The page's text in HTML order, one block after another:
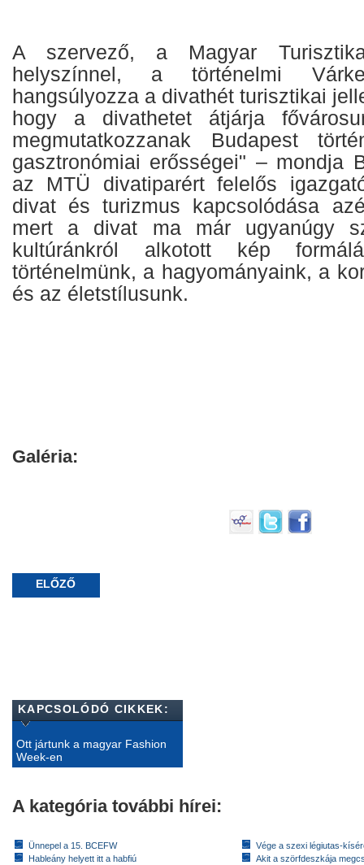
A szervező, a Magyar
helyszínnel, a történelmi
hangsúlyozza a divathét turisztikai
hogy a divathetet átjárja
megmutatkozzanak Budapest
gasztronómiai erősségei" – mondja
az MTÜ divatiparért felelős
divat és turizmus kapcsolódása
mert a divat ma már ugyanúgy
kultúránkról alkotott kép
történelmünk, a hagyományaink, a
és az életstílusunk.
Galéria:
ELŐZŐ
KAPCSOLÓDÓ CIKKEK:
Ott jártunk a magyar Fashion
Week-en
A kategória további hírei:
Ünnepel a 15. BCEFW
Hableány helyett itt a habfiú
Vége a szexi légiutas-
Akit a szörfdeszkája